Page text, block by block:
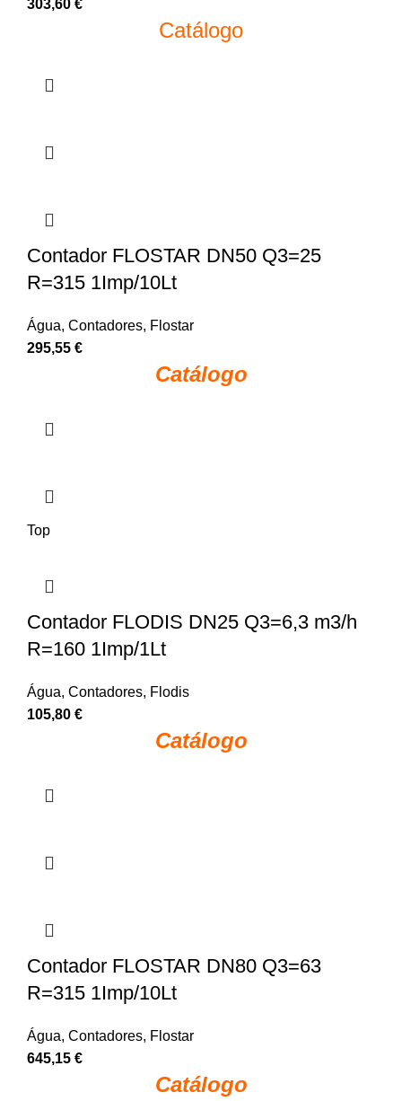
303,60 €
Catálogo
Contador FLOSTAR DN50 Q3=25
R=315 1Imp/10Lt
Água, Contadores, Flostar
295,55 €
Catálogo
Top
Contador FLODIS DN25 Q3=6,3 m3/h
R=160 1Imp/1Lt
Água, Contadores, Flodis
105,80 €
Catálogo
Contador FLOSTAR DN80 Q3=63
R=315 1Imp/10Lt
Água, Contadores, Flostar
645,15 €
Catálogo